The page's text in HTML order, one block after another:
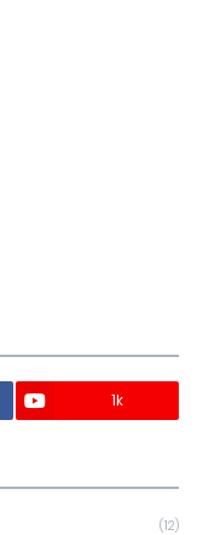
1k
(12)